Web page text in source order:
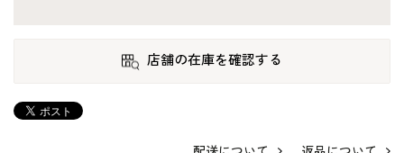
店舗の在庫を確認する